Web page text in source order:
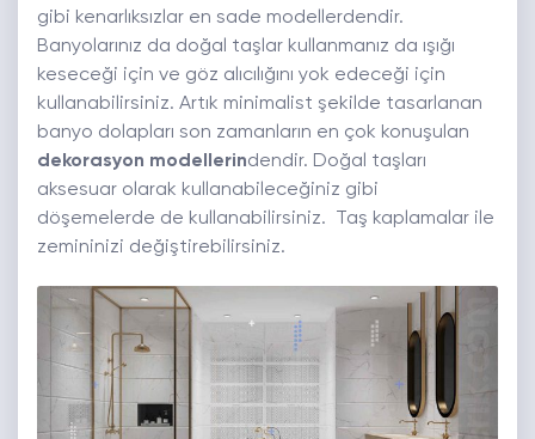
gibi kenarlıksızlar en sade modellerdendir.
Banyolarınız da doğal taşlar kullanmanız da ışığı
keseceği için ve göz alıcılığını yok edeceği için
kullanabilirsiniz. Artık minimalist şekilde tasarlanan
banyo dolapları son zamanların en çok konuşulan
dekorasyon modellerindendir. Doğal taşları
aksesuar olarak kullanabileceğiniz gibi
döşemelerde de kullanabilirsiniz. Taş kaplamalar ile
zemininizi değiştirebilirsiniz.